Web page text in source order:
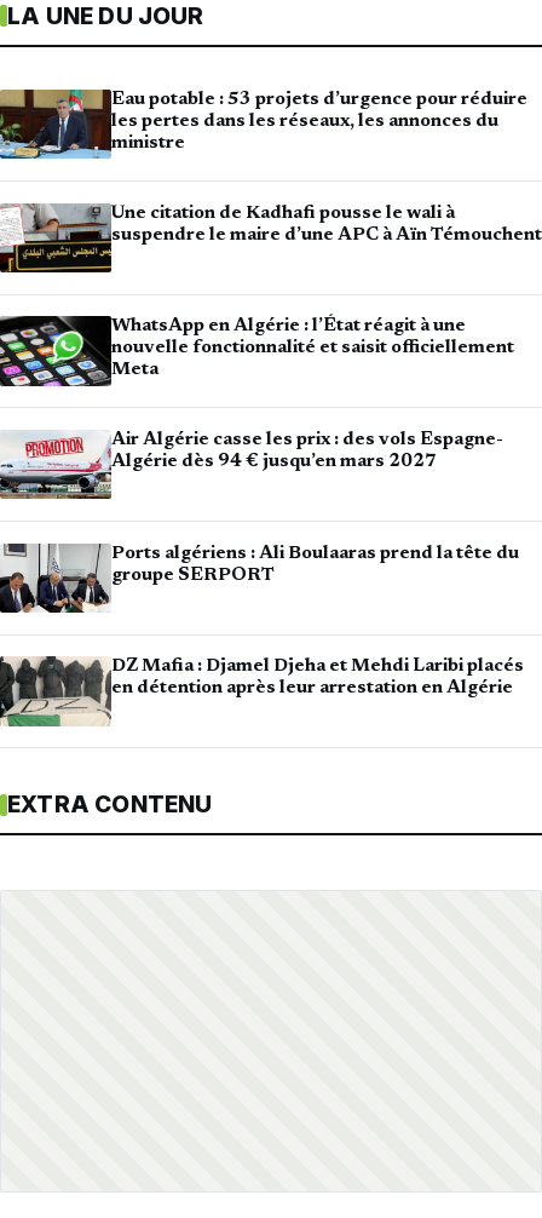
LA UNE DU JOUR
Eau potable : 53 projets d’urgence pour réduire
les pertes dans les réseaux, les annonces du
ministre
Une citation de Kadhafi pousse le wali à
suspendre le maire d’une APC à Aïn Témouchent
WhatsApp en Algérie : l’État réagit à une
nouvelle fonctionnalité et saisit officiellement
Meta
Air Algérie casse les prix : des vols Espagne-
Algérie dès 94 € jusqu’en mars 2027
Ports algériens : Ali Boulaaras prend la tête du
groupe SERPORT
DZ Mafia : Djamel Djeha et Mehdi Laribi placés
en détention après leur arrestation en Algérie
EXTRA CONTENU